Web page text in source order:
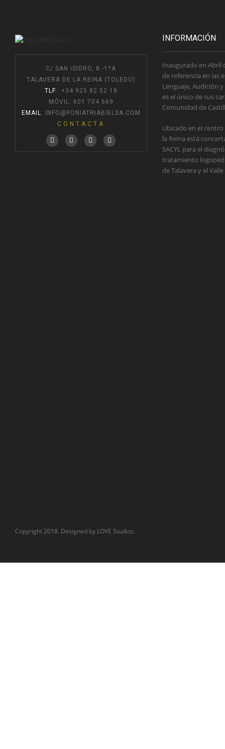
C/ SAN ISIDRO, 8 -1ºA
TALAVERA DE LA REINA (TOLEDO)
TLF. : +34 925 82 52 18
MÓVIL: 601 704 669
EMAIL:
INFO@FONIATRIABIELSA.COM
CONTACTA
INFORMACIÓN
Inaugurado en Abril
de referencia en las
Lenguaje, Audición
es el único de sus
Comunidad de
Ubicado en el
la Reina está
SACYL para el
tratamiento
de Talavera y el
Copyright 2018. Designed by LOVE Studios.